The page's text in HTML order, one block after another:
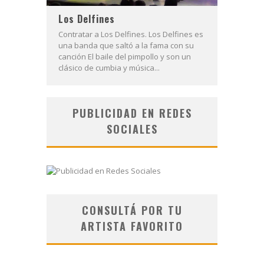
Los Delfines
Contratar a Los Delfines. Los Delfines es
una banda que saltó a la fama con su
canción El baile del pimpollo y son un
clásico de cumbia y música...
PUBLICIDAD EN REDES
SOCIALES
CONSULTÁ POR TU
ARTISTA FAVORITO